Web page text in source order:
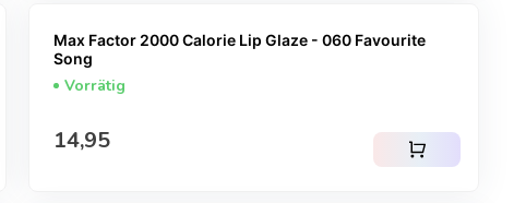
Max Factor 2000 Calorie Lip Glaze - 060 Favourite
Song
Vorrätig
Regulärer Preis
14,95 shopping_cart